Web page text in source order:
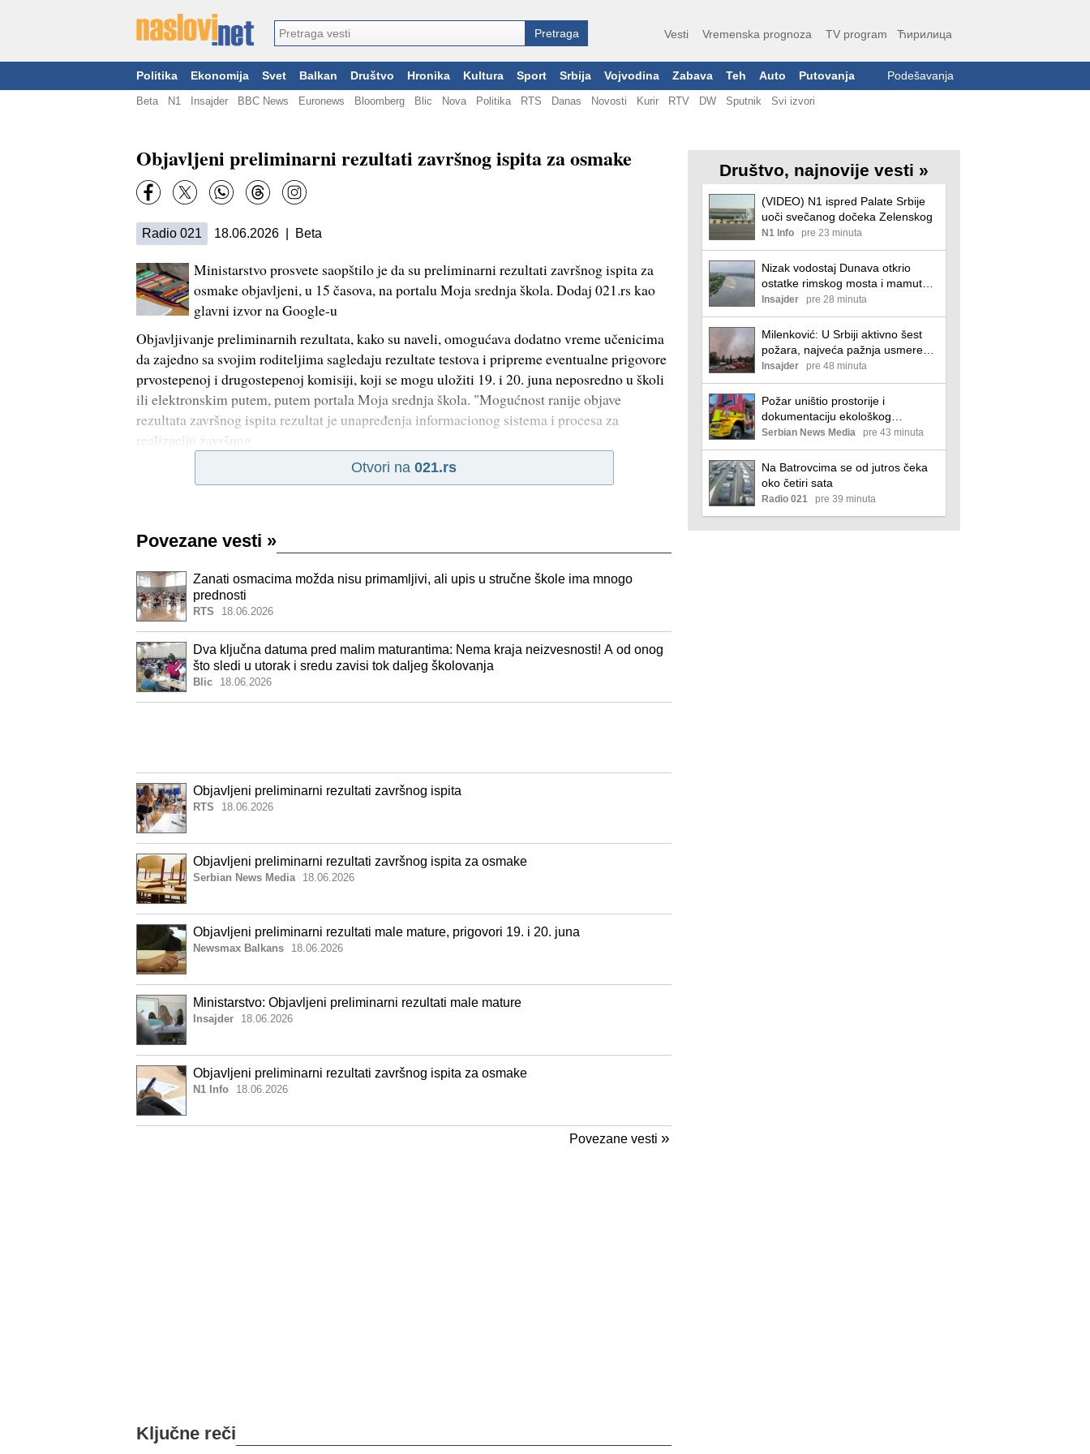
Vesti Vremenska prognoza TV program Ћирилица
Politika Ekonomija Svet Balkan Društvo Hronika Kultura Sport Srbija Vojvodina Zabava Teh Auto Putovanja Podešavanja
Beta N1 Insajder BBC News Euronews Bloomberg Blic Nova Politika RTS Danas Novosti Kurir RTV DW Sputnik Svi izvori
Objavljeni preliminarni rezultati završnog ispita za osmake
Radio 021 18.06.2026 | Beta
Ministarstvo prosvete saopštilo je da su preliminarni rezultati završnog ispita za
osmake objavljeni, u 15 časova, na portalu Moja srednja škola. Dodaj 021.rs kao
glavni izvor na Google-u
Objavljivanje preliminarnih rezultata, kako su naveli, omogućava dodatno vreme učenicima
da zajedno sa svojim roditeljima sagledaju rezultate testova i pripreme eventualne prigovore
prvostepenoj i drugostepenoj komisiji, koji se mogu uložiti 19. i 20. juna neposredno u školi
ili elektronskim putem, putem portala Moja srednja škola. "Mogućnost ranije objave
rezultata završnog ispita rezultat je unapređenja informacionog sistema i procesa za
realizaciju završnog
Otvori na 021.rs
Povezane vesti »
Zanati osmacima možda nisu primamljivi, ali upis u stručne škole ima mnogo
prednosti
RTS 18.06.2026
Dva ključna datuma pred malim maturantima: Nema kraja neizvesnosti! A od onog
što sledi u utorak i sredu zavisi tok daljeg školovanja
Blic 18.06.2026
Objavljeni preliminarni rezultati završnog ispita
RTS 18.06.2026
Objavljeni preliminarni rezultati završnog ispita za osmake
Serbian News Media 18.06.2026
Objavljeni preliminarni rezultati male mature, prigovori 19. i 20. juna
Newsmax Balkans 18.06.2026
Ministarstvo: Objavljeni preliminarni rezultati male mature
Insajder 18.06.2026
Objavljeni preliminarni rezultati završnog ispita za osmake
N1 Info 18.06.2026
Povezane vesti »
Ključne reči
Društvo, najnovije vesti »
(VIDEO) N1 ispred Palate Srbije
uoči svečanog dočeka Zelenskog
N1 Info pre 23 minuta
Nizak vodostaj Dunava otkrio
ostatke rimskog mosta i mamuta,
a kanal DTD - "stojadina" (VIDEO)
Insajder pre 28 minuta
Milenković: U Srbiji aktivno šest
požara, najveća pažnja usmerena
na Deliblatsku peščaru i Stolove
kod Kraljeva
Insajder pre 48 minuta
Požar uništio prostorije i
dokumentaciju ekološkog
udruženja iz Valjeva
Serbian News Media pre 43 minuta
Na Batrovcima se od jutros čeka
oko četiri sata
Radio 021 pre 39 minuta